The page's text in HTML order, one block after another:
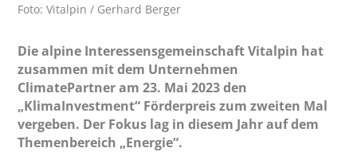
Foto: Vitalpin / Gerhard Berger
Die alpine Interessensgemeinschaft Vitalpin hat
zusammen mit dem Unternehmen
ClimatePartner am 23. Mai 2023 den
„KlimaInvestment“ Förderpreis zum zweiten Mal
vergeben. Der Fokus lag in diesem Jahr auf dem
Themenbereich „Energie“.